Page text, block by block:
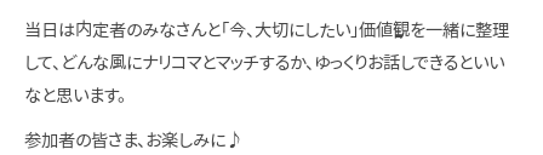
当日は内定者のみなさんと「今、大切にしたい」価値観を一緒に整理
して、どんな風にナリコマとマッチするか、ゆっくりお話しできるといい
なと思います。
参加者の皆さま、お楽しみに♪